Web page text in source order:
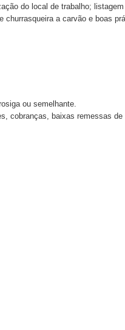
do local de trabalho;
churrasqueira a carvão e boas
ou semelhante.
cobranças, baixas remessas